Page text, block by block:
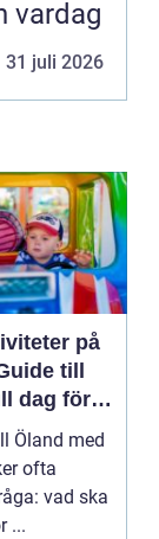
vardag
31 juli 2026
på
till
dag för
Öland med
ofta
vad ska
...